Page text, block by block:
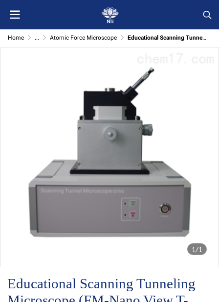
Home ... Atomic Force Microscope Educational Scanning Tunneling Microscope (FM-Nano View T-STM) – Mikroskop Terowong Imbasan untuk Pendidikan
1/1
Educational Scanning Tunneling